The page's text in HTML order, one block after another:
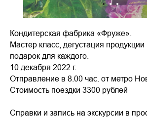
Кондитерская фабрика «Фруже».
Мастер класс, дегустация
подарок для каждого.
10 декабря 2022 г.
Отправление в 8.00 час. от метро
Стоимость поездки 3300 рублей
Справки и запись на экскурсии в